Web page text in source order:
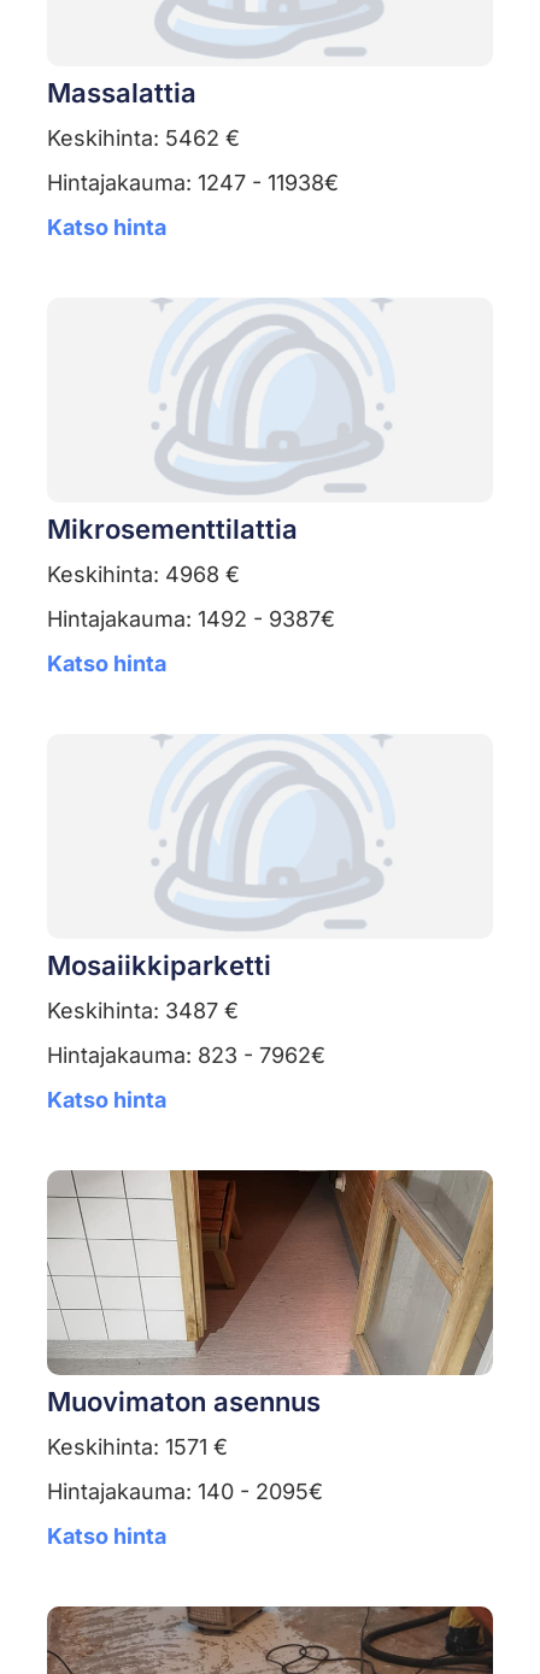
Massalattia
Keskihinta: 5462 €
Hintajakauma: 1247 - 11938€
Katso hinta
Mikrosementtilattia
Keskihinta: 4968 €
Hintajakauma: 1492 - 9387€
Katso hinta
Mosaiikkiparketti
Keskihinta: 3487 €
Hintajakauma: 823 - 7962€
Katso hinta
Muovimaton asennus
Keskihinta: 1571 €
Hintajakauma: 140 - 2095€
Katso hinta